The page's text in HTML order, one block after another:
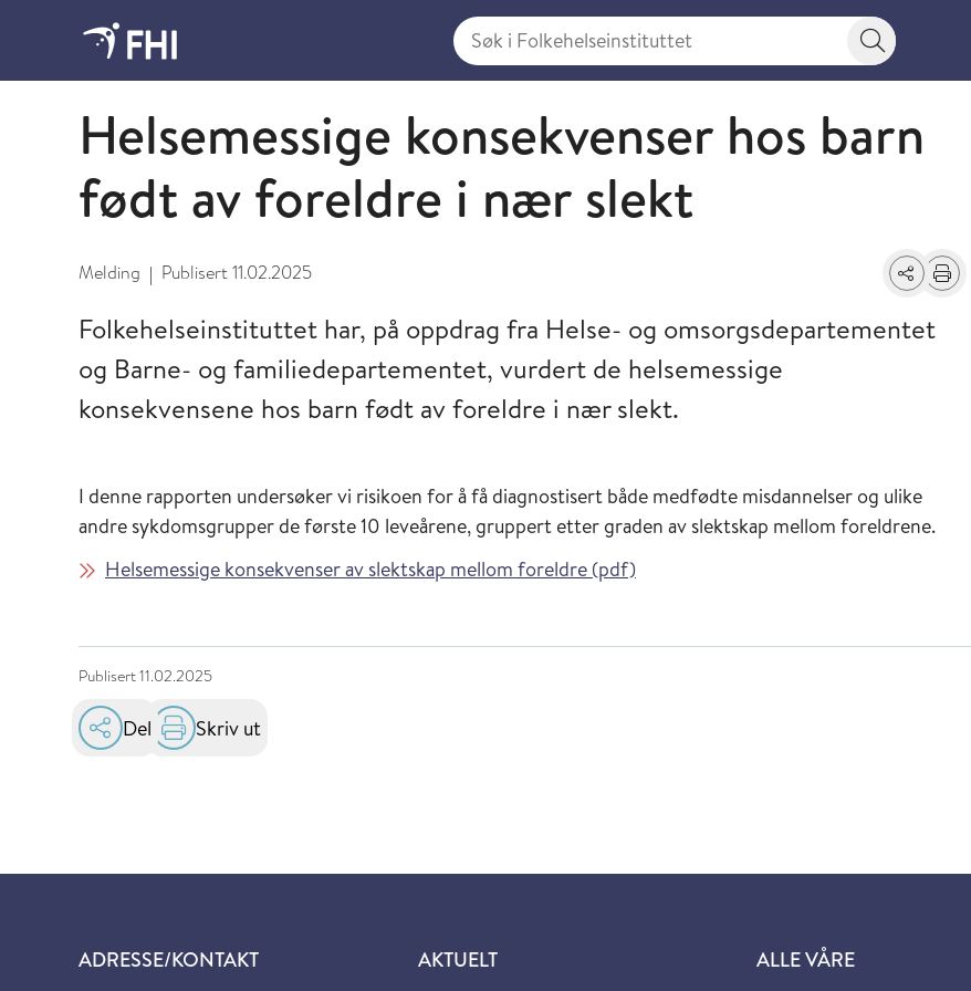
Søk i Folkehelseinstituttet
Søkeknapp
Meldinger fra FHI
Helsemessige konsekvenser hos barn
født av foreldre i nær slekt
Melding | Publisert11.02.2025 Del Skriv ut
Folkehelseinstituttet har, på oppdrag fra Helse- og omsorgsdepartementet
og Barne- og familiedepartementet, vurdert de helsemessige
konsekvensene hos barn født av foreldre i nær slekt.
I denne rapporten undersøker vi risikoen for å få diagnostisert både medfødte misdannelser og ulike
andre sykdomsgrupper de første 10 leveårene, gruppert etter graden av slektskap mellom foreldrene.
Helsemessige konsekvenser av slektskap mellom foreldre (pdf)
Publisert11.02.2025
Del Skriv ut
ADRESSE/KONTAKT AKTUELT ALLE VÅRE